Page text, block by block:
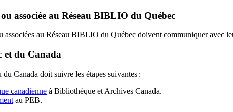
associée au Réseau BIBLIO du Québec
associées au Réseau BIBLIO du Québec doivent communiquer avec
et du Canada
Canada doit suivre les étapes suivantes :
canadienne à Bibliothèque et Archives Canada.
au PEB.